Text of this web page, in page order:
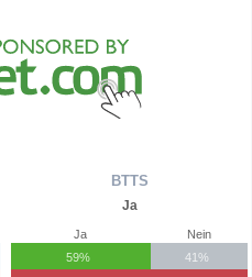
BTTS
Ja
Ja
59%
Nein
41%